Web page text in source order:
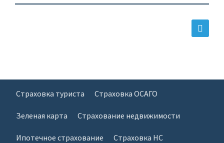
Страховка туриста Страховка ОСАГО
Зеленая карта Страхование недвижимости
Ипотечное страхование Страховка НС